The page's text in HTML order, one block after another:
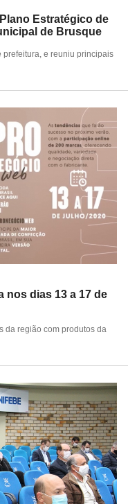
Estratégico de
de Brusque
prefeitura, e reuniu principais
nos dias 13 a 17 de
da região com produtos da